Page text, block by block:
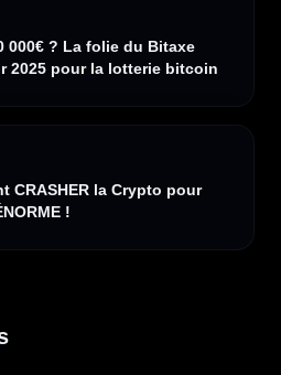
000€ ? La folie du Bitaxe
2025 pour la lotterie bitcoin
CRASHER la Crypto pour
!